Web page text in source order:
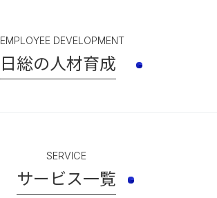
EMPLOYEE DEVELOPMENT
日総の人材育成
SERVICE
サービス一覧